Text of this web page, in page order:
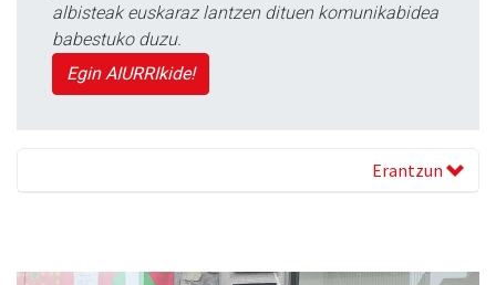
albisteak euskaraz lantzen dituen komunikabidea
babestuko duzu.
Egin AIURRIkide!
Erantzun